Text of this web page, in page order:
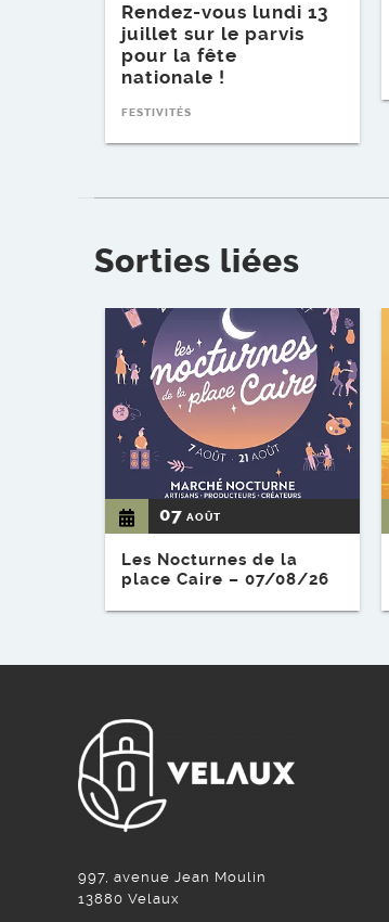
Rendez-vous lundi 13
juillet sur le parvis
pour la fête
nationale !
FESTIVITÉS
Sorties liées
07 AOÛT
Les Nocturnes de la
place Caire – 07/08/26
Voir l'événement
997, avenue Jean Moulin
13880 Velaux